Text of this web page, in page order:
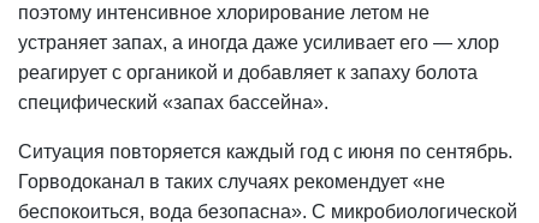
поэтому интенсивное хлорирование летом не
устраняет запах, а иногда даже усиливает его — хлор
реагирует с органикой и добавляет к запаху болота
специфический «запах бассейна».
Ситуация повторяется каждый год с июня по сентябрь.
Горводоканал в таких случаях рекомендует «не
беспокоиться, вода безопасна». С микробиологической